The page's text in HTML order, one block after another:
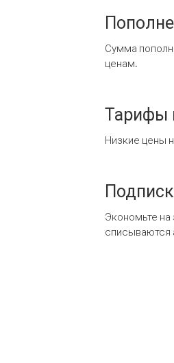
Сумма
ценам.
Тарифы
Низкие цены
Экономьте на
списываются